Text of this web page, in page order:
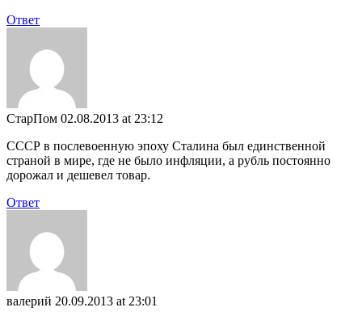
Ответ
СтарПом 02.08.2013 at 23:12
СССР в послевоенную эпоху Сталина был единственной
страной в мире, где не было инфляции, а рубль постоянно
дорожал и дешевел товар.
Ответ
валерий 20.09.2013 at 23:01